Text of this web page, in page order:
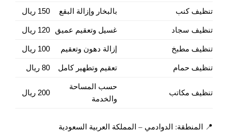
تنظيف كنب بالبخار وإزالة البقع 150 ريال
تنظيف سجاد غسيل وتعقيم عميق 120 ريال
تنظيف مطبخ إزالة دهون وتعقيم 100 ريال
تنظيف حمام تعقيم وتطهير كامل 80 ريال
تنظيف مكاتب
حسب المساحة
والخدمة
200 ريال
📍 المنطقة: الدوادمي – المملكة العربية السعودية